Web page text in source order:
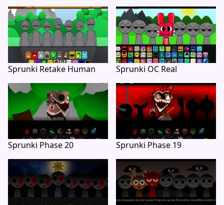
Sprunki Retake Human Sprunki OC Real
Sprunki Phase 20 Sprunki Phase 19